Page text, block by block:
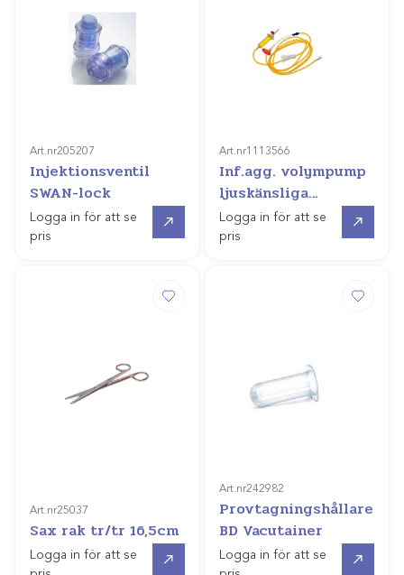
Art.nr205207
Injektionsventil
SWAN-lock
Logga in för att se
pris
Art.nr1113566
Inf.agg. volympump
ljuskänsliga
läkemedel
Logga in för att se
pris
Art.nr25037
Sax rak tr/tr 16,5cm
Logga in för att se
Art.nr242982
Provtagningshållare
BD Vacutainer
Logga in för att se